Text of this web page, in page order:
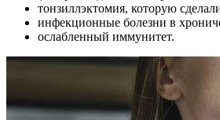
тонзиллэктомия, которую
инфекционные болезни в
ослабленный иммунитет.